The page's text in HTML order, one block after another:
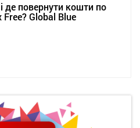
де повернути кошти по
Free? Global Blue